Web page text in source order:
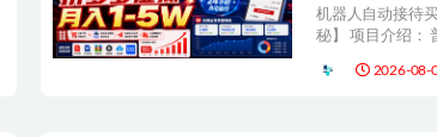
机器人自动接待
秘】 项目介绍：
2026-08-